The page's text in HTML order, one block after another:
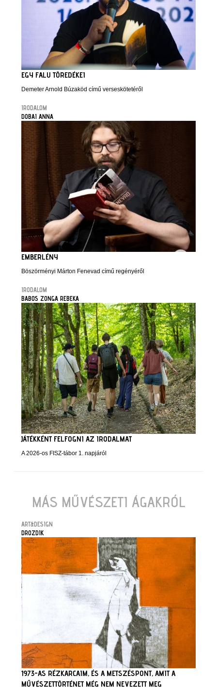
EGY FALU TÖREDÉKEI
Demeter Arnold Búzaköd című verseskötetéről
IRODALOM
DOBAI ANNA
EMBERLÉNY
Böszörményi Márton Fenevad című regényéről
IRODALOM
BABOS ZONGA REBEKA
JÁTÉKKÉNT FELFOGNI AZ IRODALMAT
A 2026-os FISZ-tábor 1. napjáról
MÁS MŰVÉSZETI ÁGAKRÓL
ART&DESIGN
DROZDIK
1973-AS RÉZKARCAIM, ÉS A METSZÉSPONT, AMIT A
MŰVÉSZETTÖRTÉNET MÉG NEM NEVEZETT MEG